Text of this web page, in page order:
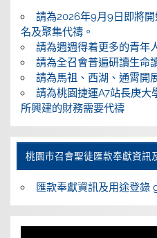
請為2026年9月9日即將
名及聚集代禱。
請為週週得着更多的青年
請為全召會普遍研讀生命
請為馬祖、西湖、通霄開
請為桃園捷運A7站長庚大
所興建的財務需要代禱
桃園巿召會聖徒匯款奉獻資訊
匯款奉獻資訊及用途登錄